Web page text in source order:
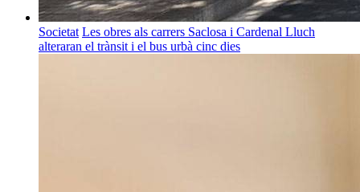
Societat Les obres als carrers Saclosa i Cardenal Lluch
alteraran el trànsit i el bus urbà cinc dies